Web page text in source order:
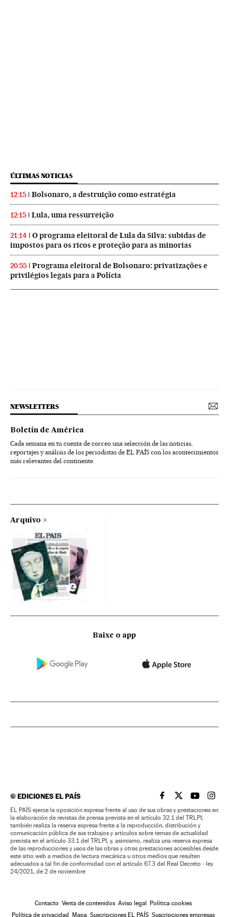
ÚLTIMAS NOTICIAS
12:15 Bolsonaro, a destruição como estratégia
12:15 Lula, uma ressurreição
21:14
O programa eleitoral de Lula da Silva: subidas de
impostos para os ricos e proteção para as minorias
20:55
Programa eleitoral de Bolsonaro: privatizações e
privilégios legais para a Polícia
NEWSLETTERS
Boletín de América
Cada semana en tu cuenta de correo una selección de las noticias,
reportajes y análisis de los periodistas de EL PAÍS con los acontecimientos
más relevantes del continente.
Arquivo
Baixe o app
©EDICIONES EL PAÍS EL PAÍS BRASIL EN
EL PAÍSEL PAÍS
EL
EL PAÍS ejerce la oposición expresa frente al uso de sus obras y prestaciones en
la elaboración de revistas de prensa prevista en el artículo 32.1 del TRLPI;
también realiza la reserva expresa frente a la reproducción, distribución y
comunicación pública de sus trabajos y artículos sobre temas de actualidad
prevista en el artículo 33.1 del TRLPI; y, asimismo, realiza una reserva expresa
de las reproducciones y usos de las obras y otras prestaciones accesibles desde
este sitio web a medios de lectura mecánica u otros medios que resulten
adecuados a tal fin de conformidad con el artículo 67.3 del Real Decreto - ley
24/2021, de 2 de noviembre
Contacto Venta de contenidos Aviso legal Política cookies
Política de privacidad Mapa Suscripciones EL PAÍS Suscripciones empresas